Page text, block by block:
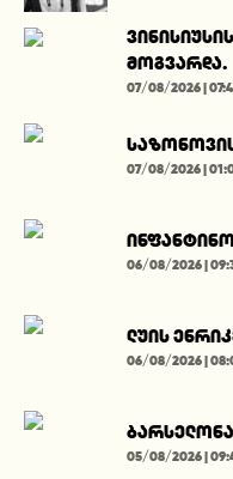
მოგვარდა.
07/08/2026 |
07/08/2026 |
06/08/2026 |
ლუის
06/08/2026 |
05/08/2026 |